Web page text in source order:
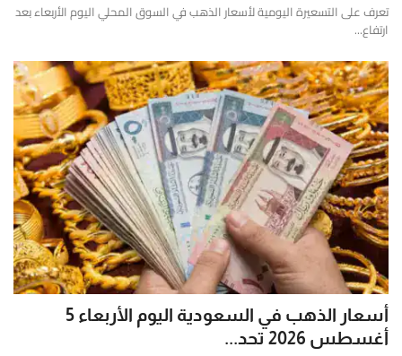
تعرف على التسعيرة اليومية لأسعار الذهب في السوق المحلي اليوم الأربعاء بعد
ارتفاع...
أسعار الذهب في السعودية اليوم الأربعاء 5
أغسطس 2026 تحد...